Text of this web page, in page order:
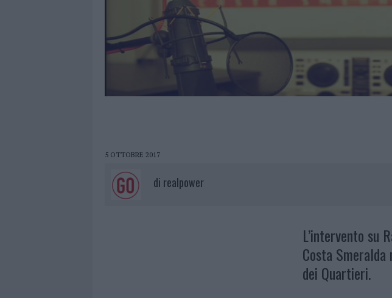
5 OTTOBRE 2017
di realpower
L’intervento su
Costa Smeralda
dei Quartieri.